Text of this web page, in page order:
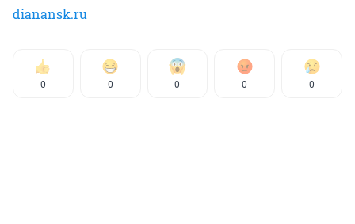
dianansk.ru
0 0 0 0 0